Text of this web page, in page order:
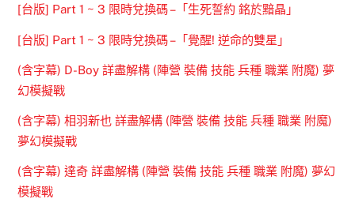
[台版] Part 1 ~ 3 限時兌換碼 –「生死誓約 銘於黯晶」
[台版] Part 1 ~ 3 限時兌換碼 –「覺醒! 逆命的雙星」
(含字幕) D-Boy 詳盡解構 (陣營 裝備 技能 兵種 職業 附魔) 夢
幻模擬戰
(含字幕) 相羽新也 詳盡解構 (陣營 裝備 技能 兵種 職業 附魔)
夢幻模擬戰
(含字幕) 達奇 詳盡解構 (陣營 裝備 技能 兵種 職業 附魔) 夢幻
模擬戰